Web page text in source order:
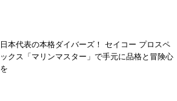
日本代表の本格ダイバーズ！ セイコー プロスペ
ックス「マリンマスター」で手元に品格と冒険心
を